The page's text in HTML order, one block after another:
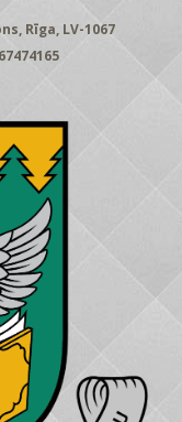
Rīga, LV-1067